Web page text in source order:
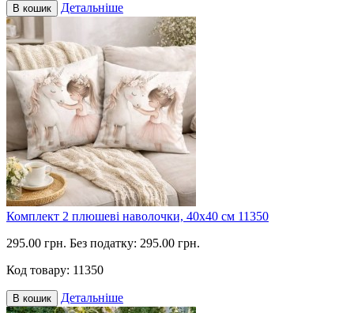
В кошик Детальніше
Комплект 2 плюшеві наволочки, 40х40 см 11350
295.00 грн. Без податку: 295.00 грн.
Код товару: 11350
В кошик Детальніше